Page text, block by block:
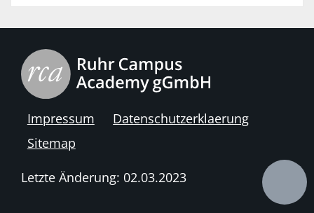
Impressum
Datenschutzerklaerung
Sitemap
Letzte Änderung: 02.03.2023